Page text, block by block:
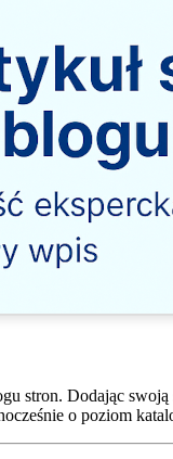
stron. Dodając
o poziom